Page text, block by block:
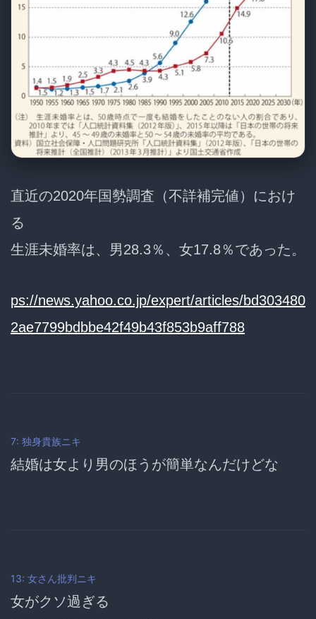
直近の2020年国勢調査（不詳補完値）におけ
る
生涯未婚率は、男28.3％、女17.8％であった。
ps://news.yahoo.co.jp/expert/articles/bd303480
2ae7799bdbbe42f49b43f853b9aff788
7: 独身貴族ニキ
結婚は女より男のほうが簡単なんだけどな
13: 女さん批判ニキ
女がクソ過ぎる